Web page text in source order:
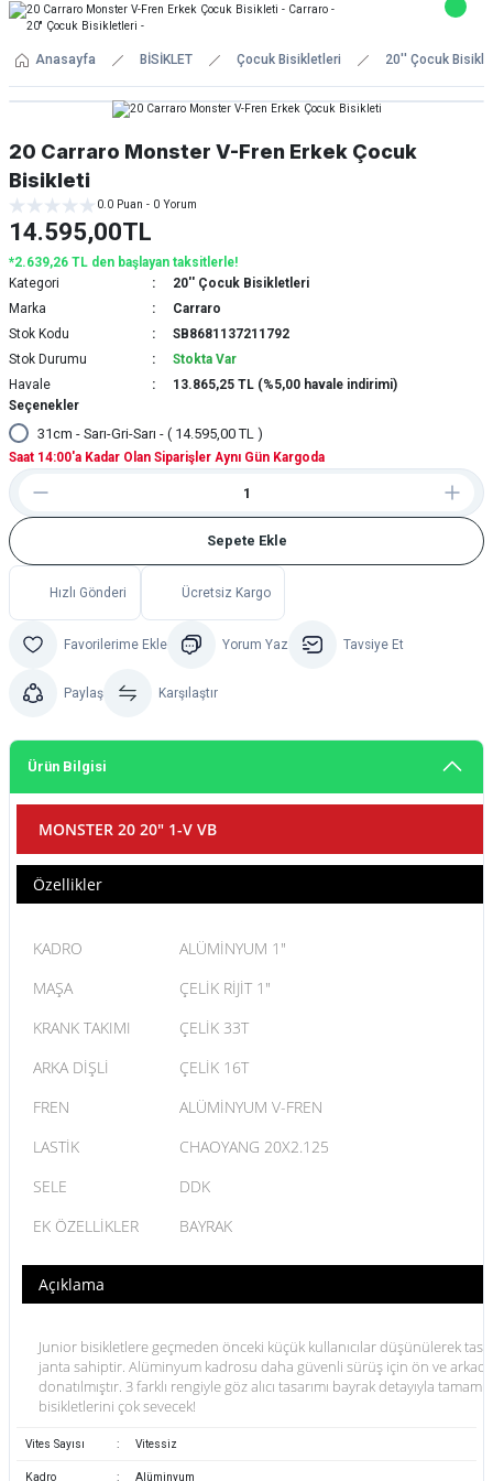
Anasayfa BİSİKLET Çocuk Bisikletleri 20'' Çocuk
20 Carraro Monster V-Fren Erkek Çocuk
Bisikleti
0.0 Puan - 0 Yorum
14.595,00TL
*2.639,26 TL den başlayan taksitlerle!
Kategori
20'' Çocuk Bisikletleri
Marka
Carraro
Stok Kodu
SB8681137211792
Stok Durumu
Stokta Var
Havale
13.865,25 TL (%5,00 havale indirimi)
Saat 14:00'a Kadar Olan Siparişler Aynı Gün Kargoda
Seçenekler
31cm - Sarı-Gri-Sarı - ( 14.595,00 TL )
Sepete Ekle
Hızlı Gönderi Ücretsiz Kargo
Yorum Yaz Tavsiye Et
Paylaş Karşılaştır
Ürün Bilgisi
MONSTER 20 20" 1-V VB
Özellikler
KADRO
ALÜMİNYUM 1"
MAŞA
ÇELİK RİJİT 1"
KRANK TAKIMI
ÇELİK 33T
ARKA DİŞLİ
ÇELİK 16T
FREN
ALÜMİNYUM V-FREN
LASTİK
CHAOYANG 20X2.125
SELE
DDK
EK ÖZELLİKLER
BAYRAK
Açıklama
Junior bisikletlere geçmeden önceki küçük kullanıcılar düşünülerek
janta sahiptir. Alüminyum kadrosu daha güvenli sürüş için ön ve
donatılmıştır. 3 farklı rengiyle göz alıcı tasarımı bayrak detayıyla
bisikletlerini çok sevecek!
Vites Sayısı : Vitessiz
Kadro
: Alüminyum